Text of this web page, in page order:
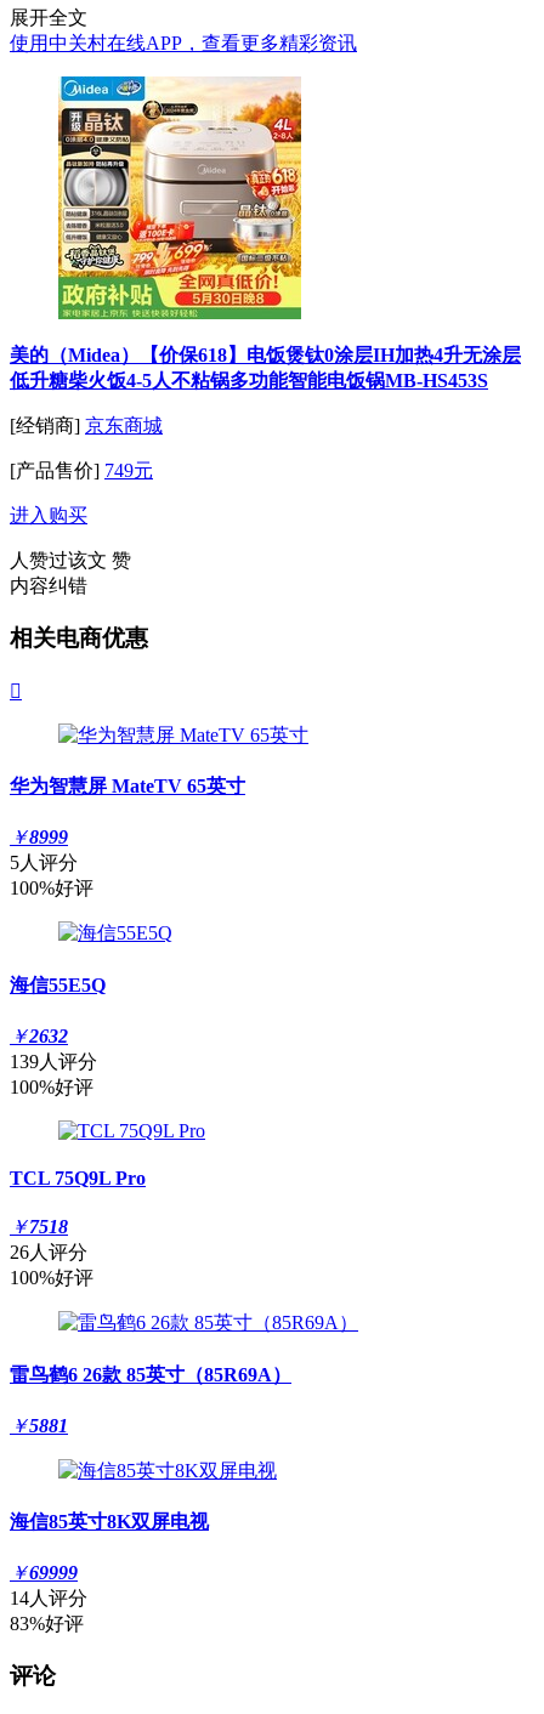
展开全文
使用中关村在线APP，查看更多精彩资讯
美的（Midea）【价保618】电饭煲钛0涂层IH加热4升无涂层
低升糖柴火饭4-5人不粘锅多功能智能电饭锅MB-HS453S
[经销商] 京东商城
[产品售价] 749元
进入购买
人赞过该文 赞
内容纠错
相关电商优惠

华为智慧屏 MateTV 65英寸
￥8999
5人评分
100%好评
海信55E5Q
￥2632
139人评分
100%好评
TCL 75Q9L Pro
￥7518
26人评分
100%好评
雷鸟鹤6 26款 85英寸（85R69A）
￥5881
海信85英寸8K双屏电视
￥69999
14人评分
83%好评
评论